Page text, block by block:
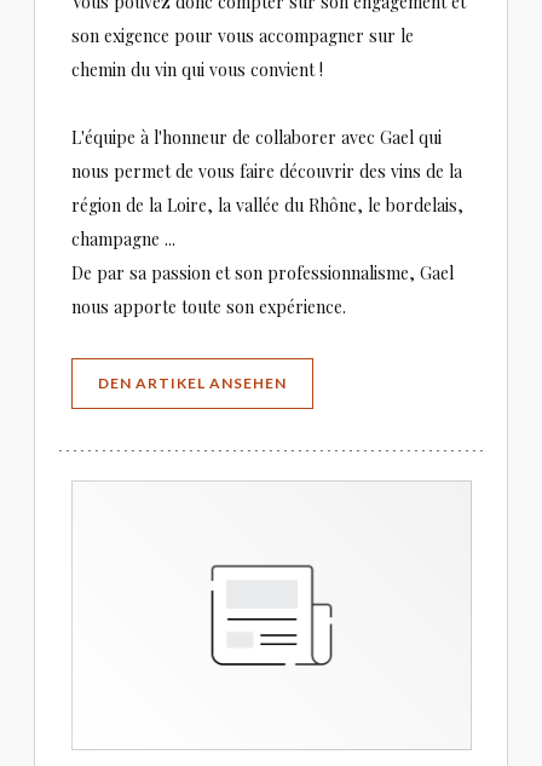
son exigence pour vous accompagner sur le
chemin du vin qui vous convient !
L'équipe à l'honneur de collaborer avec Gael qui
nous permet de vous faire découvrir des vins de la
région de la Loire, la vallée du Rhône, le bordelais,
champagne ...
De par sa passion et son professionnalisme, Gael
nous apporte toute son expérience.
DEN ARTIKEL ANSEHEN((ÖFFNET EIN NEUES FENSTER))